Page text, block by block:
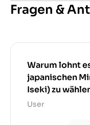
Fragen &
Warum lohnt
japanischen
Iseki) zu
User